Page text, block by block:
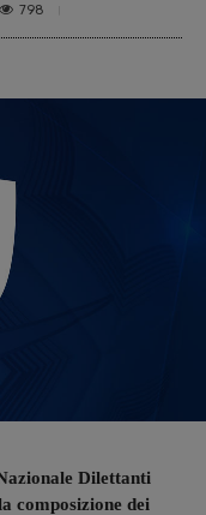
798
Dilettanti
composizione dei